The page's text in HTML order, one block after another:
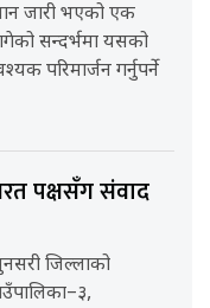
जारी भएको एक
सन्दर्भमा यसको
परिमार्जन गर्नुपर्ने
पक्षसँग संवाद
जिल्लाको